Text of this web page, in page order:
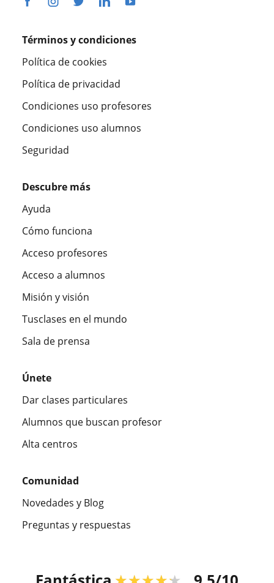
Términos y condiciones
Política de cookies
Política de privacidad
Condiciones uso profesores
Condiciones uso alumnos
Seguridad
Descubre más
Ayuda
Cómo funciona
Acceso profesores
Acceso a alumnos
Misión y visión
Tusclases en el mundo
Sala de prensa
Únete
Dar clases particulares
Alumnos que buscan profesor
Alta centros
Comunidad
Novedades y Blog
Preguntas y respuestas